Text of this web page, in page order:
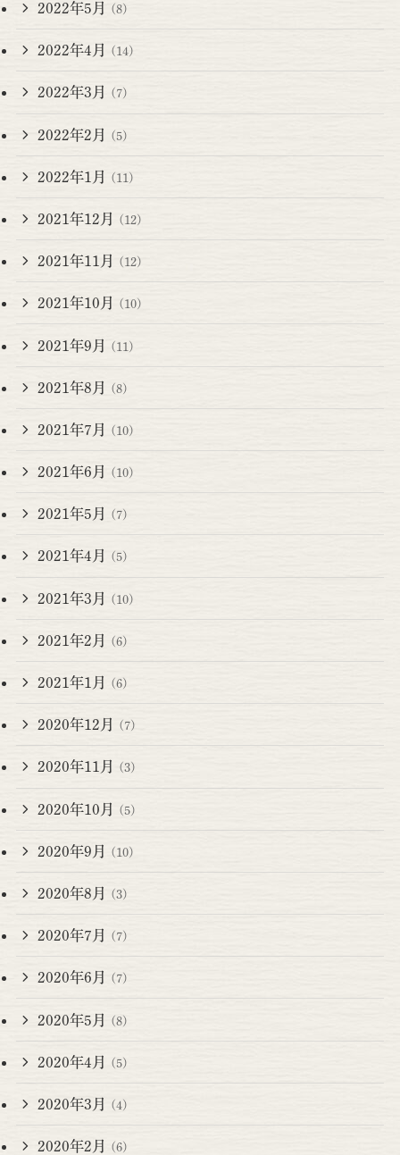
2022年5月 (8)
2022年4月 (14)
2022年3月 (7)
2022年2月 (5)
2022年1月 (11)
2021年12月 (12)
2021年11月 (12)
2021年10月 (10)
2021年9月 (11)
2021年8月 (8)
2021年7月 (10)
2021年6月 (10)
2021年5月 (7)
2021年4月 (5)
2021年3月 (10)
2021年2月 (6)
2021年1月 (6)
2020年12月 (7)
2020年11月 (3)
2020年10月 (5)
2020年9月 (10)
2020年8月 (3)
2020年7月 (7)
2020年6月 (7)
2020年5月 (8)
2020年4月 (5)
2020年3月 (4)
2020年2月 (6)